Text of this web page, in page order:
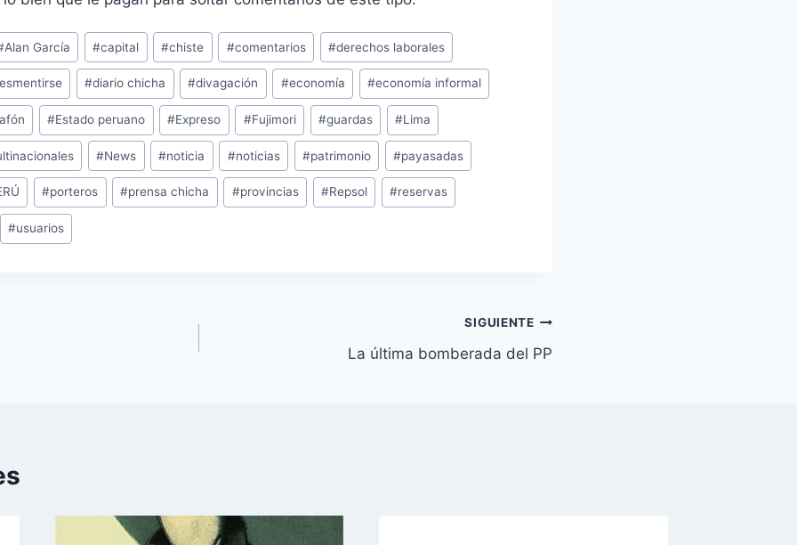
Alan García #capital #chiste #comentarios #derechos laborales
#diario chicha #divagación #economía #economía informal
#Estado peruano #Expreso #Fujimori #guardas #Lima
#News #noticia #noticias #patrimonio #payasadas
#porteros #prensa chicha #provincias #Repsol #reservas
#usuarios
SIGUIENTE
La última bomberada del PP